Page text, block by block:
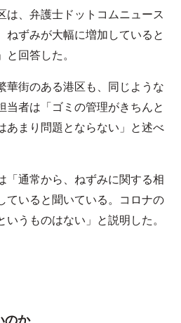
は、弁護士ドットコムニュース
ねずみが大幅に増加していると
回答した。
華街のある港区も、同じような
当者は「ゴミの管理がきちんと
あまり問題とならない」と述べ
「通常から、ねずみに関する相
ていると聞いている。コロナの
うものはない」と説明した。